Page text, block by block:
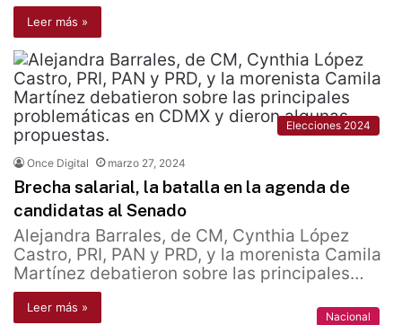
Leer más »
Elecciones 2024
Once Digital marzo 27, 2024
Brecha salarial, la batalla en la agenda de
candidatas al Senado
Alejandra Barrales, de CM, Cynthia López
Castro, PRI, PAN y PRD, y la morenista Camila
Martínez debatieron sobre las principales…
Leer más »
Nacional